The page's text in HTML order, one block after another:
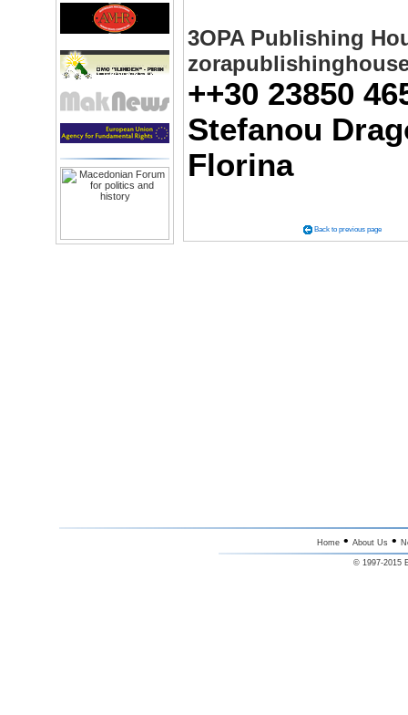
3OPA Publishing
++30 23850
Stefanou
Florina
Back to previous page
Home• About Us•
© 1997-2015